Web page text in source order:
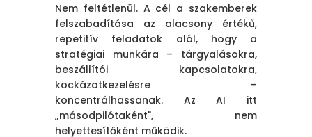
Nem feltétlenül. A cél a szakemberek
felszabadítása az alacsony értékű,
repetitív feladatok alól, hogy a
stratégiai munkára – tárgyalásokra,
beszállítói kapcsolatokra,
kockázatkezelésre –
koncentrálhassanak. Az AI itt
„másodpilótaként", nem
helyettesítőként működik.